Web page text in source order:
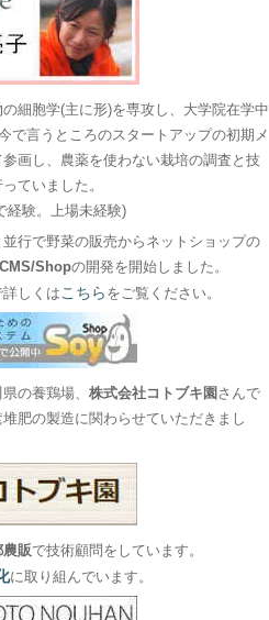
細胞学(主に形)を専攻し、大学院在学中
で言うところのスタートアップの初期メ
参画し、農薬を使わない栽培の調査と技
ていました。
経験。上場未経験)
行で野菜の販売からネットショップの
Shopの開発を開始しました。
しくは こちら をご覧ください。
県の養鶏場、株式会社コトブキ園 さんで
肥の製造に関わらせていただきまし
販で技術顧問をしています。
に取り組んでいます。